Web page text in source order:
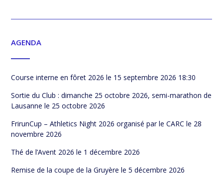
AGENDA
Course interne en fôret 2026 le 15 septembre 2026 18:30
Sortie du Club : dimanche 25 octobre 2026, semi-marathon de
Lausanne le 25 octobre 2026
FrirunCup – Athletics Night 2026 organisé par le CARC le 28
novembre 2026
Thé de l’Avent 2026 le 1 décembre 2026
Remise de la coupe de la Gruyère le 5 décembre 2026